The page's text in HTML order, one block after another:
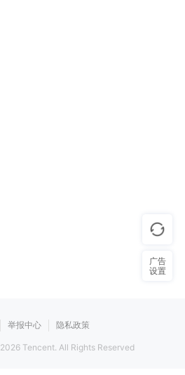
举报中心 隐私政策
2026Tencent. All Rights Reserved
广告
设置